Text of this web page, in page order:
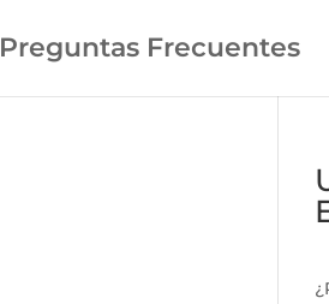
Preguntas Frecuentes